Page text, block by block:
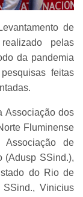
de
pelas
da pandemia
feitas
Associação dos
Fluminense
Associação de
(Adusp SSind.),
do Rio de
Vinicius